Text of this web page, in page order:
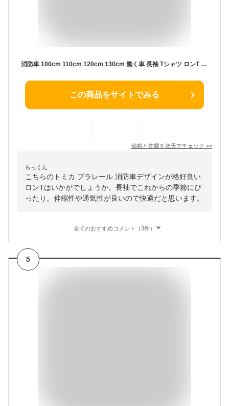
消防車 100cm 110cm 120cm 130cm 働く車 長袖 Tシャツ ロンT 長T 綿100% 肌に優しい はしご車 緊急車両 プリント シンプル 薄手 かっこいい グレー ライム 子供服 男の子 秋 冬 トミカ プラレール
この商品をサイトでみる
価格と在庫を楽天でチェック >>
らっくん
こちらのトミカ プラレール 消防車デザインが格好良い
ロンTはいかがでしょうか。長袖でこれからの季節にぴ
ったり。伸縮性や通気性が良いので快適だと思います。
全てのおすすめコメント（3件）
5